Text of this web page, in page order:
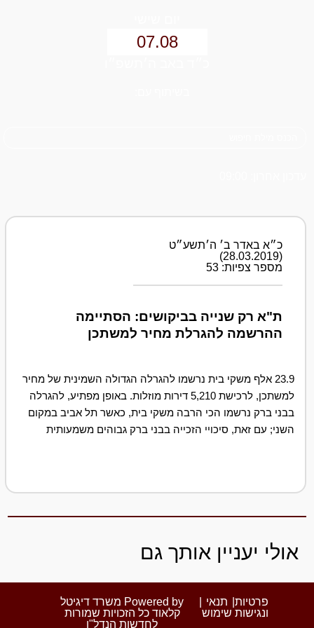
07.08
כ״א באדר ב׳ ה׳תשע״ט
(28.03.2019)
מספר צפיות: 53
ת"א רק שנייה בביקושים: הסתיימה
ההרשמה להגרלת מחיר למשתכן
23.9 אלף משקי בית נרשמו להגרלה הגדולה השמינית של מחיר
למשתכן, לרכישת 5,210 דירות מוזלות. באופן מפתיע, להגרלה
בבני ברק נרשמו הכי הרבה משקי בית, כאשר תל אביב במקום
השני; עם זאת, סיכויי הזכייה בבני ברק גבוהים משמעותית
אולי יעניין אותך גם
פרטיות
ונגישות
תנאי
שימוש
Powered by משרד דיגיטל
קלאוד כל הזכויות שמורות
לחדשות הנדל"ן